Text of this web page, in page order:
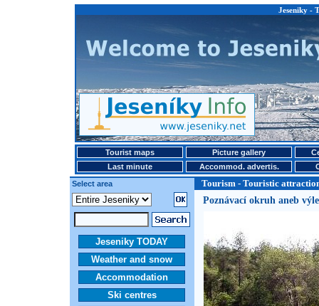
Jeseniky -
Tourist maps Picture gallery
Last minute
Accommod. advertis.
Select area
Tourism - Touristic
Jeseniky TODAY
Weather and snow
Accommodation
Ski centres
Poznávací okruh aneb